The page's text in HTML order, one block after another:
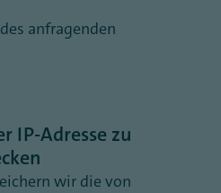
anfragenden
IP-Adresse zu
wir die von